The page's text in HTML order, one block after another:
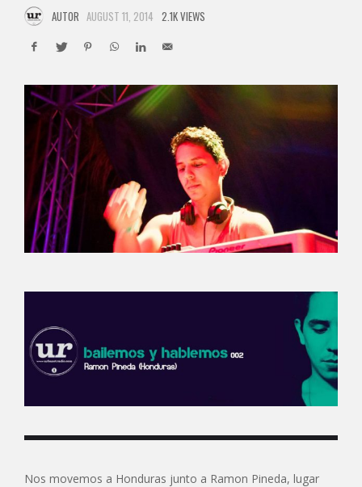
AUTOR AUGUST 11, 2014 2.1K VIEWS
Nos movemos a Honduras junto a Ramon Pineda, lugar